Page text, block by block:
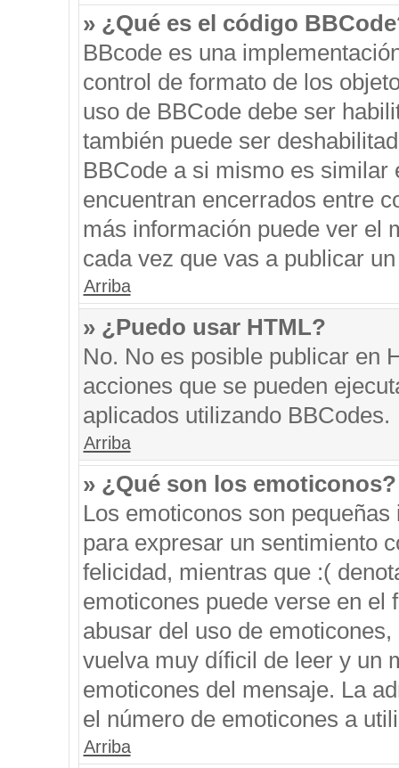
» ¿Qué es el código
BBcode es una
control de formato de los
uso de BBCode debe ser
también puede ser
BBCode a si mismo es
encuentran encerrados entre
más información puede ver el
cada vez que vas a publicar
Arriba
» ¿Puedo usar HTML?
No. No es posible publicar en
acciones que se pueden
aplicados utilizando BBCodes.
Arriba
» ¿Qué son los emoticonos?
Los emoticonos son
para expresar un sentimiento
felicidad, mientras que :(
emoticones puede verse en el
abusar del uso de
vuelva muy díficil de leer y un
emoticones del mensaje. La
el número de emoticones a
Arriba